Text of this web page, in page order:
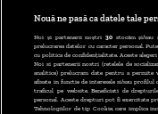
Nouă ne pasă ca datele tale
Noi și partenerii noștri 30stocăm și/sau
prelucrarea datelor cu caracter personal.
cu politica de confidențialitate. Aceste
Noi si partenerii nostri (retelele de
analitice) prelucram date pentru a
afisate in functie de interesele si/sau
traficul pe website. Beneficiati de
personal. Aceste drepturi pot fi exercitate
Tehnologiilor de tip Cookie, care implica